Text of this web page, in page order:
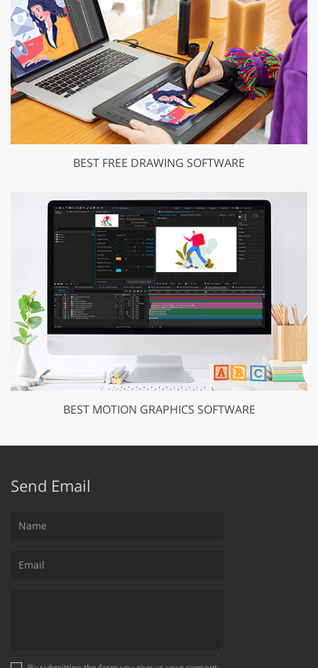
BEST FREE DRAWING SOFTWARE
BEST MOTION GRAPHICS SOFTWARE
Send Email